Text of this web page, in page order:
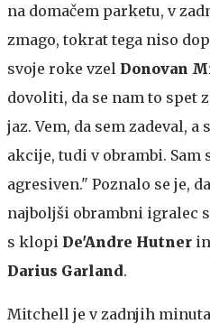
na domačem parketu, v
zmago, tokrat tega niso
svoje roke vzel Donovan
dovoliti, da se nam to spet
jaz. Vem, da sem zadeval,
akcije, tudi v obrambi. Sam
agresiven." Poznalo se je,
najboljši obrambni igralec
s klopi De'Andre Hutner
Darius Garland.
Mitchell je v zadnjih